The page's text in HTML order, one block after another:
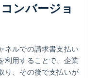
ンバージョ
ネルでの請求書支払い
利用することで、企業
り、その後で支払いが